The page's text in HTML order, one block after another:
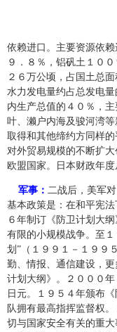
依赖进口。主要资源依
９．８％，铝矾土１０
２６万公顷，占国土总
水力发电量约占总发电
内生产总值的４０％，
叶、濑户内海及骏河湾
取得和其他缔约方同样
对外贸易规模的不断扩
欧盟国家。日本财政年
军事： 二战后，美军
基本政策是：在和平宪
６年制订《防卫计划大
有限的小规模战争。至
划”（１９９１－１９９
勤、情报、通信建设，
计划大纲》。２０００
日元。１９５４年颁布
队拥有最高指挥监督权
切与国家安全有关的重